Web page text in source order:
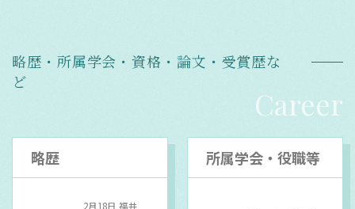
略歴・所属学会・資格・論文・受賞歴な
ど
Career
略歴
2月18日 福井
所属学会・役職等